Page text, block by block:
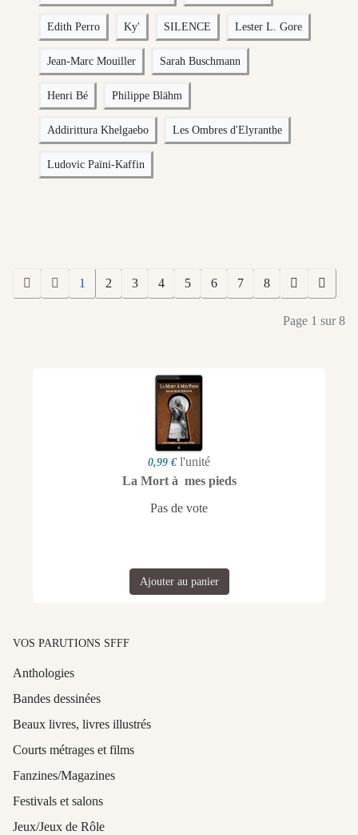
Edith Perro Ky' SILENCE Lester L. Gore
Jean-Marc Mouiller Sarah Buschmann
Henri Bé Philippe Blähm
Addirittura Khelgaebo Les Ombres d'Elyranthe
Ludovic Païni-Kaffin
1 2 3 4 5 6 7 8
Page 1 sur 8
0,99 € l'unité
La Mort à mes pieds
Pas de vote
Ajouter au panier
VOS PARUTIONS SFFF
Anthologies
Bandes dessinées
Beaux livres, livres illustrés
Courts métrages et films
Fanzines/Magazines
Festivals et salons
Jeux/Jeux de Rôle